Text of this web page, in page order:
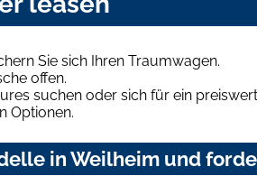
Sie sich Ihren Traumwagen.
offen.
suchen oder sich für ein
Optionen.
in Weilheim und